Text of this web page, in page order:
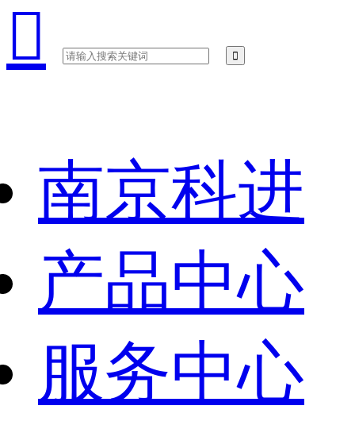

南京科进
产品中心
服务中心